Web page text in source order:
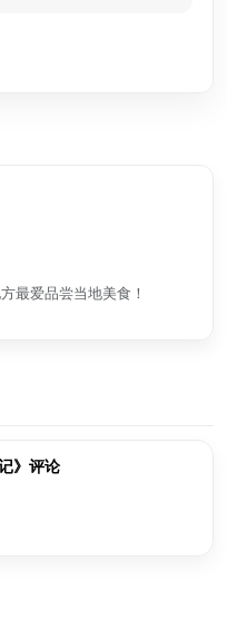
最爱品尝当地美食！
》评论